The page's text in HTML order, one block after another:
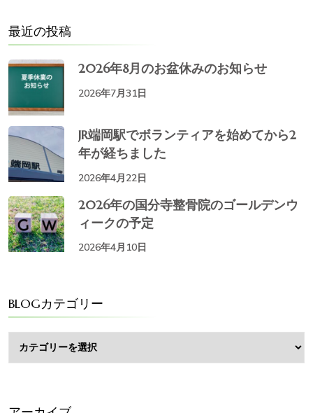
最近の投稿
2026年8月のお盆休みのお知らせ
2026年7月31日
JR端岡駅でボランティアを始めてから2
年が経ちました
2026年4月22日
2026年の国分寺整骨院のゴールデンウ
ィークの予定
2026年4月10日
BLOGカテゴリー
カ
テ
ー